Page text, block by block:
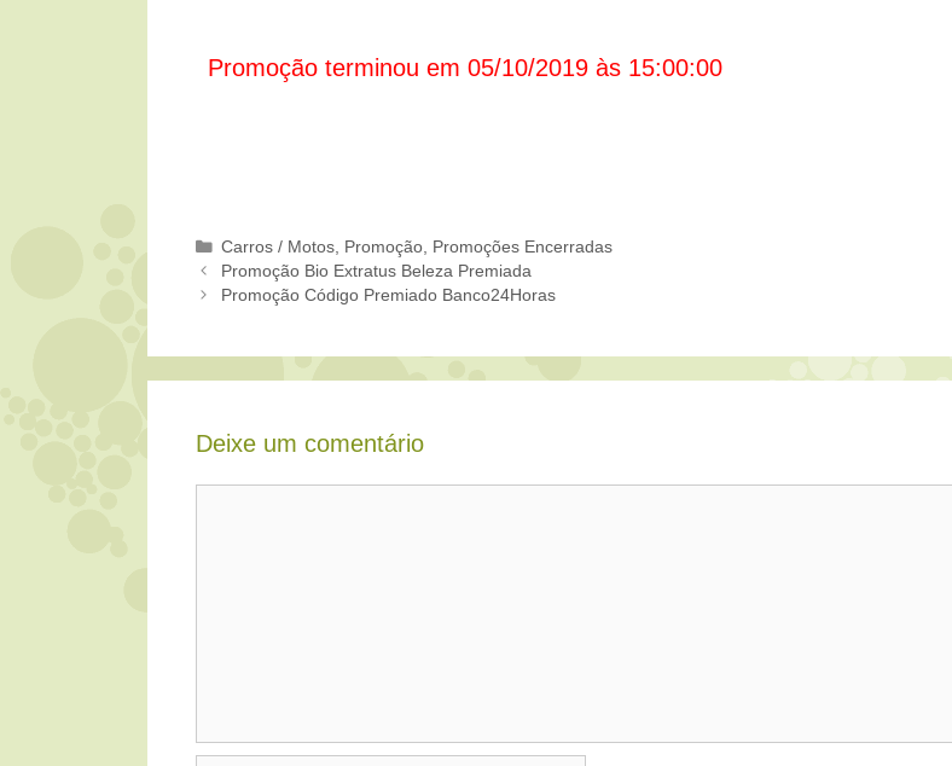
Promoção terminou em 05/10/2019 às 15:00:00
Categorias
Carros / Motos Promoção Promoções Encerradas
Promoção Bio Extratus Beleza Premiada
Promoção Código Premiado Banco24Horas
Deixe um comentário